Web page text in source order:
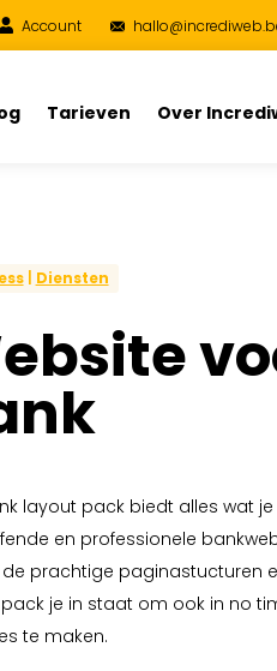
Account
Tarieven Over
| Diensten
layout pack biedt alles wat
en professionele
de prachtige paginastucturen
je in staat om ook in no
te maken.